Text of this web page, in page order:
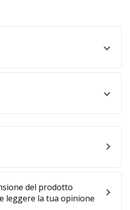
del prodotto
del prodotto
leggere la tua opinione